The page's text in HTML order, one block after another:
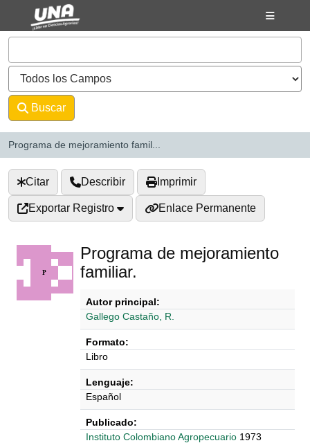
Saltar al contenido
VuFind
Buscar
Programa de mejoramiento famil...
Citar Describir Imprimir
Exportar Registro Enlace Permanente
Programa de mejoramiento
familiar.
Autor principal:
Gallego Castaño, R.
Formato:
Libro
Lenguaje:
Español
Publicado:
Instituto Colombiano Agropecuario 1973